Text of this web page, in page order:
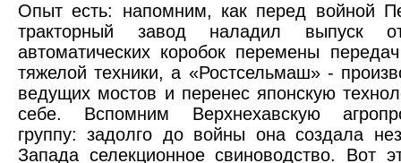
Опыт есть: напомним, как перед войной
тракторный завод наладил выпуск
автоматических коробок перемены
тяжелой техники, а «Ростсельмаш» -
ведущих мостов и перенес японскую
себе. Вспомним Верхнехавскую
группу: задолго до войны она создала
Запада селекционное свиноводство. Вот